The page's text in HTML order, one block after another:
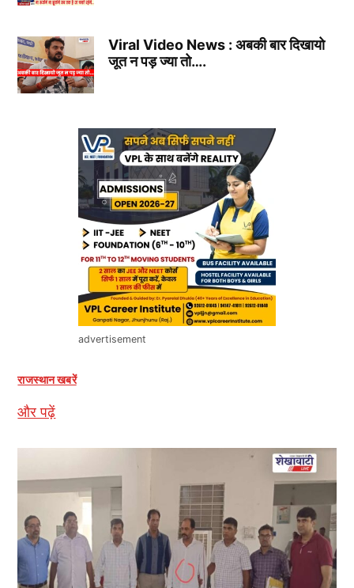
Viral Video News : अबकी बार दिखायो
जूत न पड़ ज्या तो….
advertisement
राजस्थान खबरें
और पढ़ें